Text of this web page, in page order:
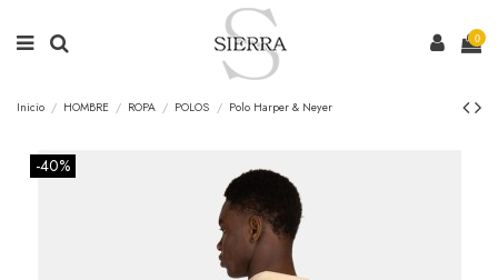
0
Inicio HOMBRE ROPA POLOS Polo Harper & Neyer
-40%